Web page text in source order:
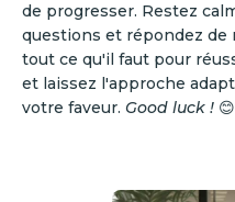
de progresser. Restez
questions et répondez de
tout ce qu'il faut pour
et laissez l'approche
votre faveur. Good luck ! 😊